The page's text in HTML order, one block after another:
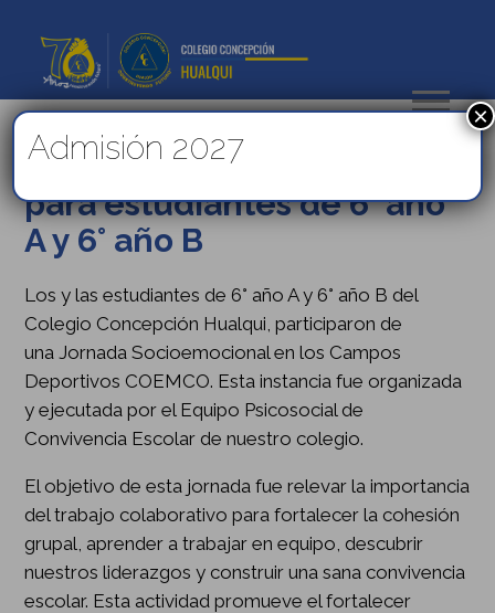
Jornada Socioemocional
para estudiantes de 6° año
A y 6° año B
Los y las estudiantes de 6° año A y 6° año B del
Colegio Concepción Hualqui, participaron de
una Jornada Socioemocional en los Campos
Deportivos COEMCO. Esta instancia fue organizada
y ejecutada por el Equipo Psicosocial de
Convivencia Escolar de nuestro colegio.
El objetivo de esta jornada fue relevar la importancia
del trabajo colaborativo para fortalecer la cohesión
grupal, aprender a trabajar en equipo, descubrir
nuestros liderazgos y construir una sana convivencia
escolar. Esta actividad promueve el fortalecer
Admisión 2027
×